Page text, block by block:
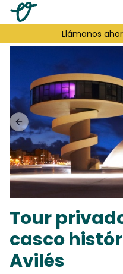
Llámanos
Previous slide
Tour
casco
Avilés